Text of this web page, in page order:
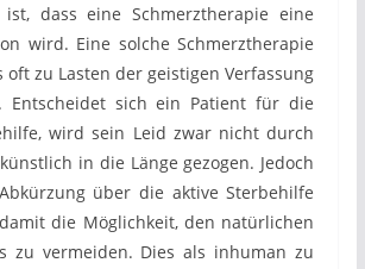
ist, dass eine Schmerztherapie eine
wird. Eine solche Schmerztherapie
zu Lasten der geistigen Verfassung
Entscheidet sich ein Patient für die
wird sein Leid zwar nicht durch
in die Länge gezogen. Jedoch
über die aktive Sterbehilfe
die Möglichkeit, den natürlichen
zu vermeiden. Dies als inhuman zu